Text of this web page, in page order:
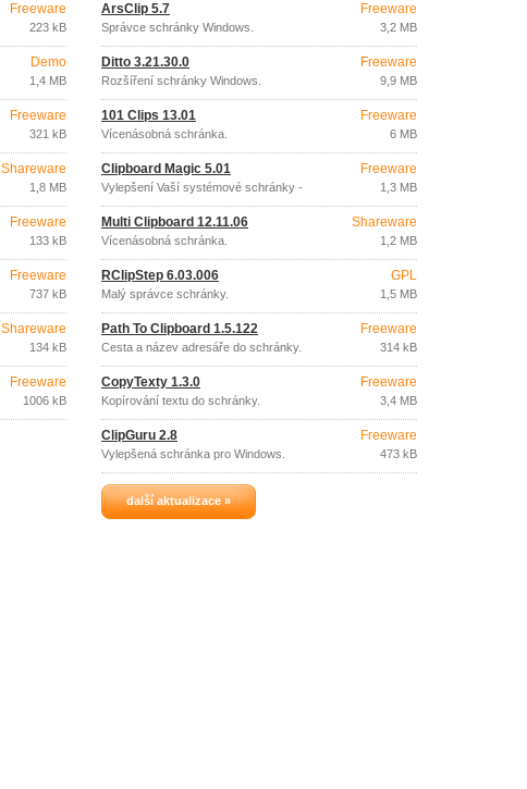
Freeware
223 kB
Demo
1,4 MB
Freeware
321 kB
Shareware
1,8 MB
Freeware
133 kB
Freeware
737 kB
Shareware
134 kB
Freeware
1006 kB
ArsClip 5.7
Správce schránky Windows.
Freeware
3,2 MB
Ditto 3.21.30.0
Rozšíření schránky Windows.
Freeware
9,9 MB
101 Clips 13.01
Vícenásobná schránka.
Freeware
6 MB
Clipboard Magic 5.01
Vylepšení Vaší systémové schránky -
Freeware
1,3 MB
Multi Clipboard 12.11.06
Vícenásobná schránka.
Shareware
1,2 MB
RClipStep 6.03.006
Malý správce schránky.
GPL
1,5 MB
Path To Clipboard 1.5.122
Cesta a název adresáře do schránky.
Freeware
314 kB
CopyTexty 1.3.0
Kopírování textu do schránky.
Freeware
3,4 MB
ClipGuru 2.8
Vylepšená schránka pro Windows.
Freeware
473 kB
další aktualizace »